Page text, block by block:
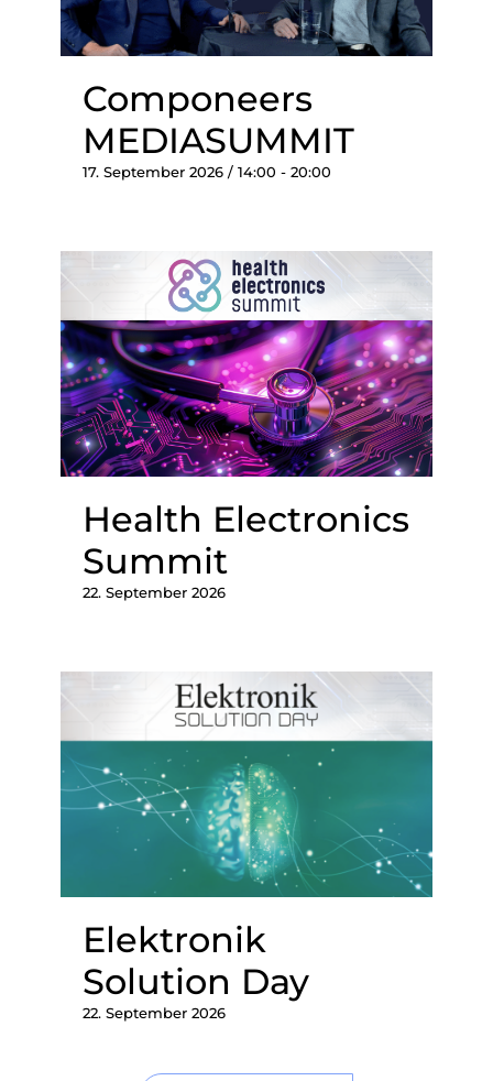
Componeers
MEDIASUMMIT
17. September 2026 / 14:00 - 20:00
Health Electronics
Summit
22. September 2026
Elektronik
Solution Day
22. September 2026